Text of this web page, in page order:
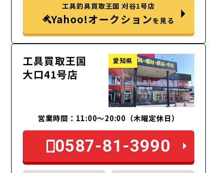
工具釣具買取王国 刈谷1号店
Yahoo!オークションを見る
工具買取王国
大口41号店
愛知県
営業時間：11:00～20:00（木曜定休日）
0587-81-3990